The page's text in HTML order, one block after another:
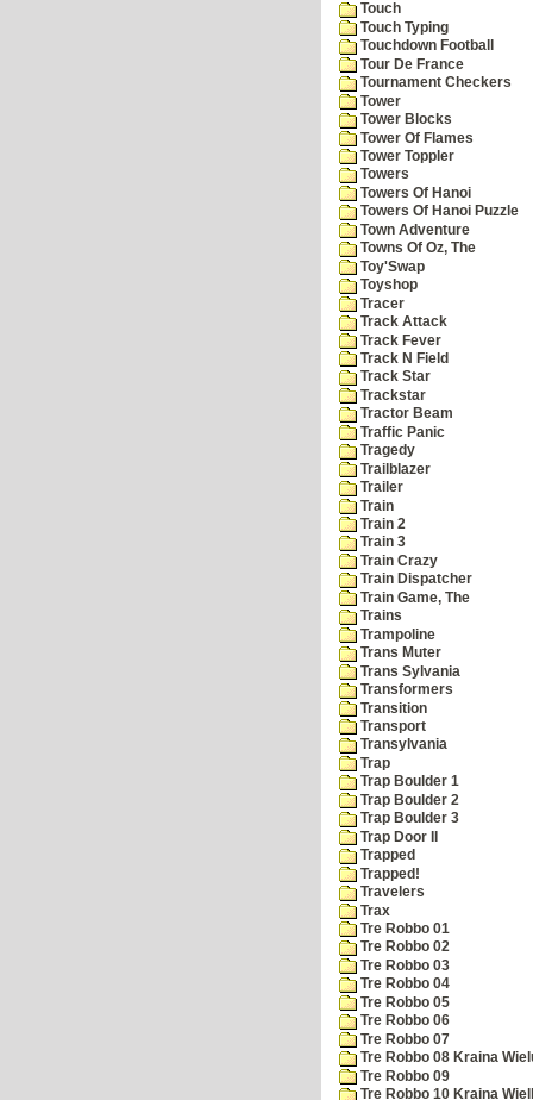
Touch
Touch Typing
Touchdown Football
Tour De France
Tournament Checkers
Tower
Tower Blocks
Tower Of Flames
Tower Toppler
Towers
Towers Of Hanoi
Towers Of Hanoi Puzzle
Town Adventure
Towns Of Oz, The
Toy'Swap
Toyshop
Tracer
Track Attack
Track Fever
Track N Field
Track Star
Trackstar
Tractor Beam
Traffic Panic
Tragedy
Trailblazer
Trailer
Train
Train 2
Train 3
Train Crazy
Train Dispatcher
Train Game, The
Trains
Trampoline
Trans Muter
Trans Sylvania
Transformers
Transition
Transport
Transylvania
Trap
Trap Boulder 1
Trap Boulder 2
Trap Boulder 3
Trap Door II
Trapped
Trapped!
Travelers
Trax
Tre Robbo 01
Tre Robbo 02
Tre Robbo 03
Tre Robbo 04
Tre Robbo 05
Tre Robbo 06
Tre Robbo 07
Tre Robbo 08 Kraina
Tre Robbo 09
Tre Robbo 10 Kraina